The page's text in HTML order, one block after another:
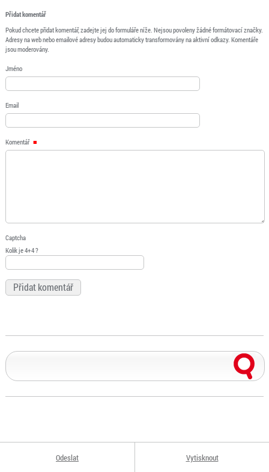
Přidat komentář
Pokud chcete přidat komentář, zadejte jej do formuláře níže. Nejsou povoleny žádné formátovací značky.
Adresy na web nebo emailové adresy budou automaticky transformovány na aktivní odkazy. Komentáře
jsou moderovány.
Jméno
Email
Komentář
Captcha
Kolik je 4+4 ?
Odeslat Vytisknout